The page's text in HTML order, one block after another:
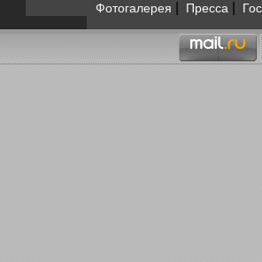
Фотогалерея
Пресса